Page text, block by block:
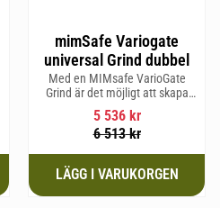
mimSafe Variogate
universal Grind dubbel
Med en MIMsafe VarioGate
Grind är det möjligt att skapa
ett inhägnat område i hela
bagageutrymmet som kan
användas för transport av
hundar eller last
5 536kr
6 513kr